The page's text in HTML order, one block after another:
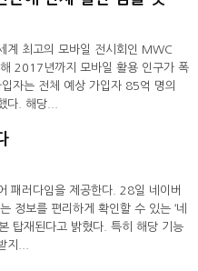
계 최고의 모바일 전시회인 MWC
2017년까지 모바일 활용 인구가 폭
자는 전체 예상 가입자 85억 명의
다. 해당...
패러다임을 제공한다. 28일 네이버
정보를 편리하게 확인할 수 있는 ‘네
탑재된다고 밝혔다. 특히 해당 기능
지...